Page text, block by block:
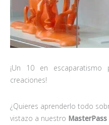
¡Un 10 en escaparatismo
creaciones!
¿Quieres aprenderlo todo
vistazo a nuestro MasterPass